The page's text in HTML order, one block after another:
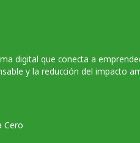
digital que conecta a
y la reducción del impacto
Cero